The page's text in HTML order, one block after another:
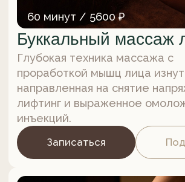
Общий расслабляющий
массаж
Универсальная массажная техника,
выполняемая по классической схеме,
применяемая с целью расслабления
и оздоровления тела, а также
профилактики сохранения хорошего
самочувствия.
Записаться Подробнее
от 45 минут / от 3700 ₽